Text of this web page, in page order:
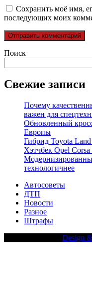
Сохранить моё имя,
последующих моих
Поиск
Свежие записи
Почему
важен для
Обновленный
Европы
Гибрид Toyota
Хэтчбек Opel
технологичнее
Автосоветы
ДТП
Новости
Разное
Штрафы
Design